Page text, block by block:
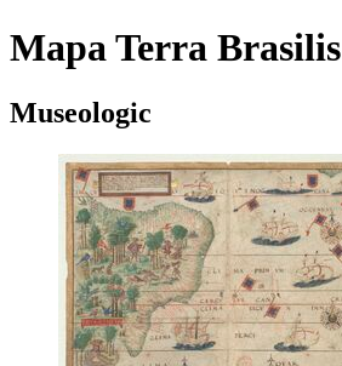
Mapa Terra Brasilis
Museologic